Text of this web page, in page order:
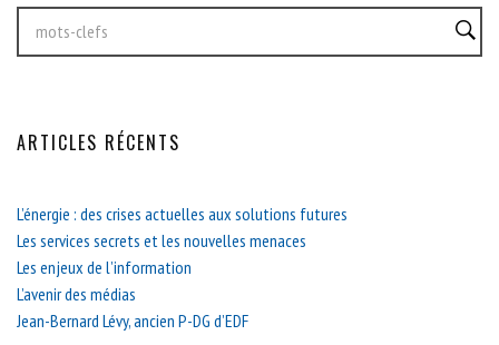
ARTICLES RÉCENTS
L’énergie : des crises actuelles aux solutions futures
Les services secrets et les nouvelles menaces
Les enjeux de l’information
L’avenir des médias
Jean-Bernard Lévy, ancien P-DG d’EDF